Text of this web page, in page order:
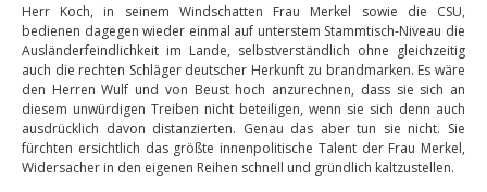
Herr Koch, in seinem Windschatten Frau Merkel sowie die CSU,
bedienen dagegen wieder einmal auf unterstem Stammtisch-Niveau die
Ausländerfeindlichkeit im Lande, selbstverständlich ohne gleichzeitig
auch die rechten Schläger deutscher Herkunft zu brandmarken. Es wäre
den Herren Wulf und von Beust hoch anzurechnen, dass sie sich an
diesem unwürdigen Treiben nicht beteiligen, wenn sie sich denn auch
ausdrücklich davon distanzierten. Genau das aber tun sie nicht. Sie
fürchten ersichtlich das größte innenpolitische Talent der Frau Merkel,
Widersacher in den eigenen Reihen schnell und gründlich kaltzustellen.